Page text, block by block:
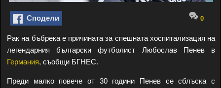
Сподели 0
Рак на бъбрека е причината за спешната хоспитализация на
легендарния български футболист Любослав Пенев в
Германия, съобщи БГНЕС.
Преди малко повече от 30 години Пенев се сблъска с